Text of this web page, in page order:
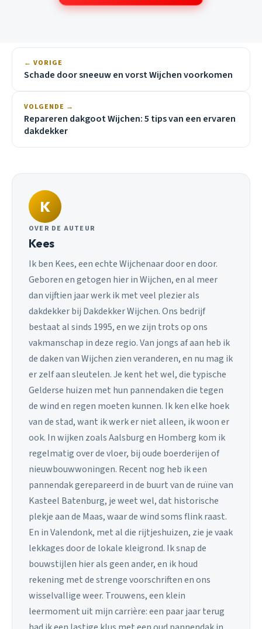
← VORIGE
Schade door sneeuw en vorst Wijchen voorkomen
VOLGENDE →
Repareren dakgoot Wijchen: 5 tips van een ervaren
dakdekker
K
OVER DE AUTEUR
Kees
Ik ben Kees, een echte Wijchenaar door en door.
Geboren en getogen hier in Wijchen, en al meer
dan vijftien jaar werk ik met veel plezier als
dakdekker bij Dakdekker Wijchen. Ons bedrijf
bestaat al sinds 1995, en we zijn trots op ons
vakmanschap in deze regio. Van jongs af aan heb ik
de daken van Wijchen zien veranderen, en nu mag ik
er zelf aan sleutelen. Je kent het wel, die typische
Gelderse huizen met hun pannendaken die tegen
de wind en regen moeten kunnen. Ik ken elke hoek
van de stad, want ik werk er niet alleen, ik woon er
ook. In wijken zoals Aalsburg en Homberg kom ik
regelmatig over de vloer, bij oude boerderijen of
nieuwbouwwoningen. Recent nog heb ik een
pannendak gerepareerd in de buurt van de ruïne van
Kasteel Batenburg, je weet wel, dat historische
plekje aan de Maas, waar de wind soms flink raast.
En in Valendonk, met al die rijtjeshuizen, zie je vaak
lekkages door de lokale kleigrond. Ik snap de
bouwstijlen hier als geen ander, en ik houd
rekening met de strenge voorschriften en ons
wisselvallige weer. Trouwens, een klein
leermoment uit mijn carrière: een paar jaar terug